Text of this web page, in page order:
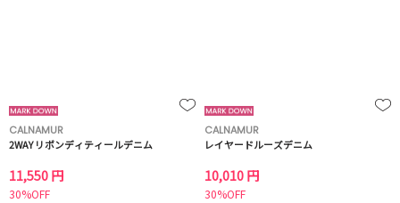
CALNAMUR
2WAY リボンディティールデニム
11,550 円
30%OFF
CALNAMUR
レイヤードルーズデニム
10,010 円
30%OFF